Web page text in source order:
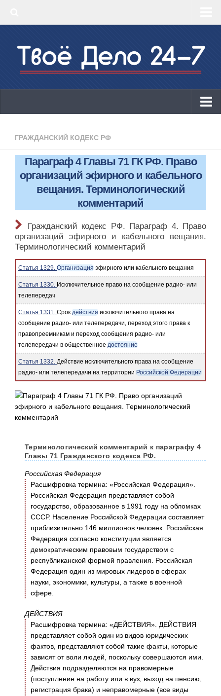
‣ КБК 2019
КБК 2019
ОКВЭД 2019
Онлайн-кассы 2019: 54-ФЗ!
ГРАЖДАНСКИЙ КОДЕКС РФ
Параграф 4 Главы 71 ГК РФ. Право
организаций эфирного и кабельного
вещания. Терминологический
комментарий
Гражданский кодекс РФ. Параграф 4. Право
организаций эфирного и кабельного вещания.
Терминологический комментарий
Статья 1329. Организация эфирного или кабельного вещания
Статья 1330. Исключительное право на сообщение радио- или
телепередач
Статья 1331. Срок действия исключительного права на
сообщение радио- или телепередачи, переход этого права к
правопреемникам и переход сообщения радио- или
телепередачи в общественное достояние
Статья 1332. Действие исключительного права на сообщение
радио- или телепередачи на территории Российской Федерации
Терминологический комментарий к параграфу 4
Главы 71 Гражданского кодекса РФ.
Российская Федерация
Расшифровка термина: «Российская Федерация».
Российская Федерация представляет собой
государство, образованное в 1991 году на обломках
СССР. Население Российской Федерации составляет
приблизительно 146 миллионов человек. Российская
Федерация согласно конституции является
демократическим правовым государством с
республиканской формой правления. Российская
Федерация один из мировых лидеров в сферах
науки, экономики, культуры, а также в военной
сфере.
ДЕЙСТВИЯ
Расшифровка термина: «ДЕЙСТВИЯ». ДЕЙСТВИЯ
представляет собой один из видов юридических
фактов, представляют собой такие факты, которые
зависят от воли людей, поскольку совершаются ими.
Действия подразделяются на правомерные
(поступление на работу или в вуз, выход на пенсию,
регистрация брака) и неправомерные (все виды